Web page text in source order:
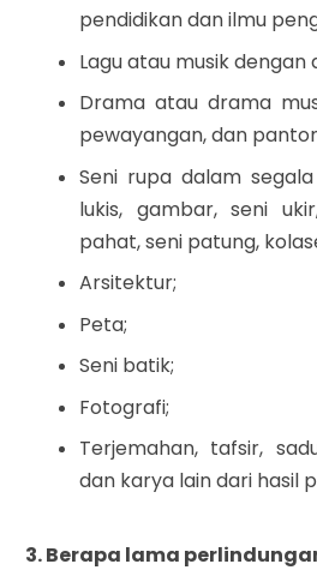
pendidikan dan ilmu
Lagu atau musik
Drama atau drama
pewayangan, dan
Seni rupa dalam
lukis, gambar, seni
pahat, seni patung,
Arsitektur;
Peta;
Seni batik;
Fotografi;
Terjemahan, tafsir,
dan karya lain dari hasil
3. Berapa lama